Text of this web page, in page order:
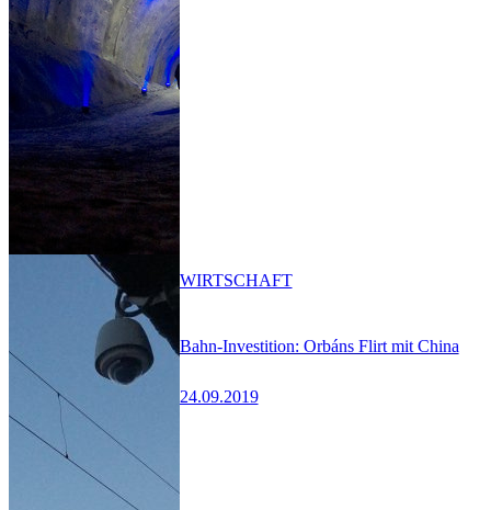
Bahn-Investition: Orbáns Flirt mit China
24.09.2019
WIRTSCHAFT